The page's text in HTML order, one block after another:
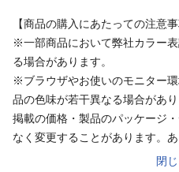
【商品の購入にあたっての注意事
※一部商品において弊社カラー
る場合があります。
※ブラウザやお使いのモニター
品の色味が若干異なる場合があり
掲載の価格・製品のパッケージ
なく変更することがあります。
閉